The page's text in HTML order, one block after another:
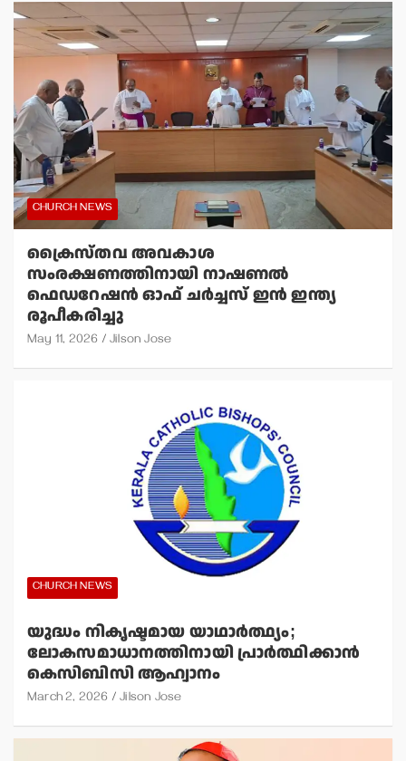
CHURCH NEWS
ക്രൈസ്തവ അവകാശ
സംരക്ഷണത്തിനായി നാഷണല്‍
ഫെഡറേഷന്‍ ഓഫ് ചര്‍ച്ചസ് ഇന്‍ ഇന്ത്യ
രൂപീകരിച്ചു
May 11, 2026 Jilson Jose
CHURCH NEWS
യുദ്ധം നികൃഷ്ടമായ യാഥാര്‍ത്ഥ്യം;
ലോകസമാധാനത്തിനായി പ്രാര്‍ത്ഥിക്കാന്‍
കെസിബിസി ആഹ്വാനം
March 2, 2026 Jilson Jose